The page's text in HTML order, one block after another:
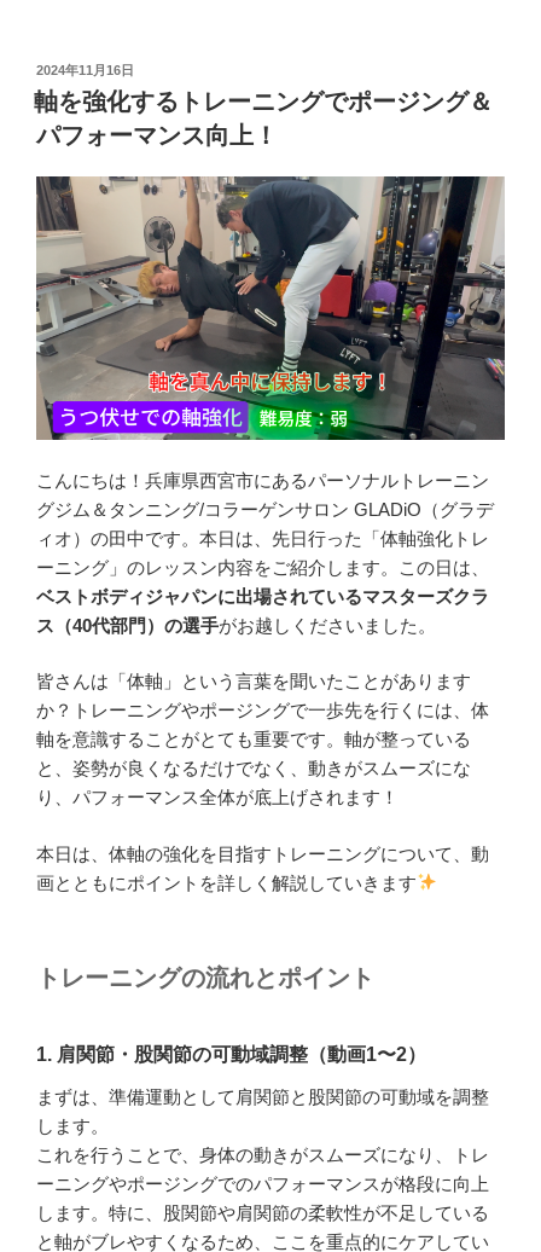
投
稿
日:
2024年11月16日
軸を強化するトレーニングでポージング＆
パフォーマンス向上！
こんにちは！兵庫県西宮市にあるパーソナルトレーニン
グジム＆タンニング/コラーゲンサロン GLADiO（グラデ
ィオ）の田中です。本日は、先日行った「体軸強化トレ
ーニング」のレッスン内容をご紹介します。この日は、
ベストボディジャパンに出場されているマスターズクラ
ス（40代部門）の選手がお越しくださいました。
皆さんは「体軸」という言葉を聞いたことがあります
か？トレーニングやポージングで一歩先を行くには、体
軸を意識することがとても重要です。軸が整っている
と、姿勢が良くなるだけでなく、動きがスムーズにな
り、パフォーマンス全体が底上げされます！
本日は、体軸の強化を目指すトレーニングについて、動
画とともにポイントを詳しく解説していきます
トレーニングの流れとポイント
1. 肩関節・股関節の可動域調整（動画1〜2）
まずは、準備運動として肩関節と股関節の可動域を調整
します。
これを行うことで、身体の動きがスムーズになり、トレ
ーニングやポージングでのパフォーマンスが格段に向上
します。特に、股関節や肩関節の柔軟性が不足している
と軸がブレやすくなるため、ここを重点的にケアしてい